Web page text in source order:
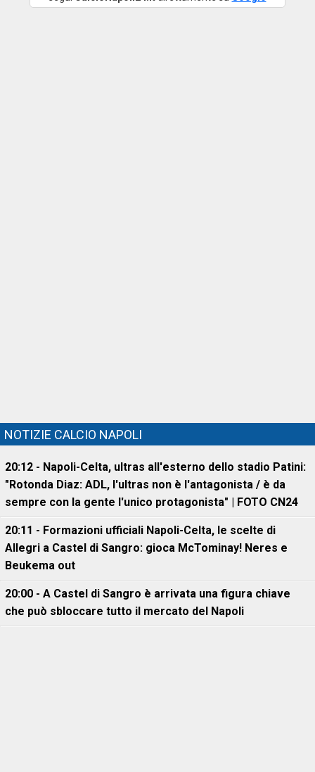
NOTIZIE CALCIO NAPOLI
20:12 - Napoli-Celta, ultras all'esterno dello stadio Patini:
"Rotonda Diaz: ADL, l'ultras non è l'antagonista / è da
sempre con la gente l'unico protagonista" | FOTO CN24
20:11 - Formazioni ufficiali Napoli-Celta, le scelte di
Allegri a Castel di Sangro: gioca McTominay! Neres e
Beukema out
20:00 - A Castel di Sangro è arrivata una figura chiave
che può sbloccare tutto il mercato del Napoli